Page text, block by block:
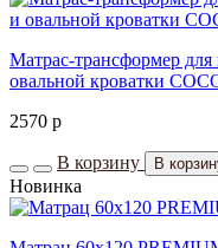
Матрас-трансформер
овальной кроватки
2570 p
В корзину В
Новинка